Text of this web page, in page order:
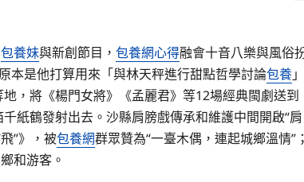
包養妹與新創節目， 包養網心得融會十音八樂與風俗
原本是他打算用來「與林天秤進行甜點哲學討論包養」
，將《楊門女將》《孟麗君》等12場經典閩劇送到
紙鶴發射出去。沙縣肩膀戲傳承和維護中間開啟“肩
”》，被包養網群眾贊為“一臺木偶，連起城鄉溫情”
和游客。